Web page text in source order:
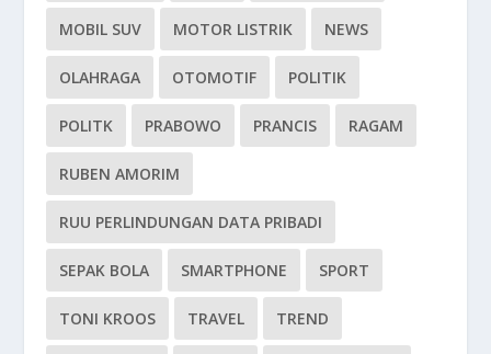
MOBIL SUV MOTOR LISTRIK NEWS
OLAHRAGA OTOMOTIF POLITIK
POLITK PRABOWO PRANCIS RAGAM
RUBEN AMORIM
RUU PERLINDUNGAN DATA PRIBADI
SEPAK BOLA SMARTPHONE SPORT
TONI KROOS TRAVEL TREND